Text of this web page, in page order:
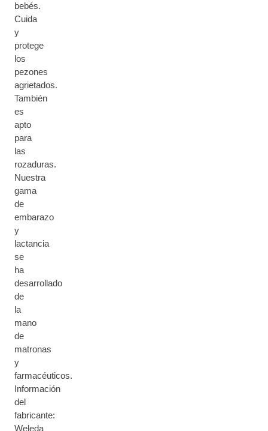
bebés.
Cuida
y
protege
los
pezones
agrietados.
También
es
apto
para
las
rozaduras.
Nuestra
gama
de
embarazo
y
lactancia
se
ha
desarrollado
de
la
mano
de
matronas
y
farmacéuticos.
Información
del
fabricante:
Weleda